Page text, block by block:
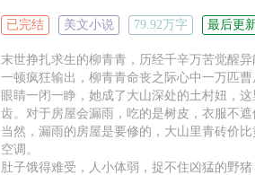
已完结 美文小说 79.92万字 最后更
末世挣扎求生的柳青青，历经千辛万苦觉醒
一顿疯狂输出，柳青青命丧之际心中一万匹曹
眼睛一闭一睁，她成了大山深处的土村妞，
齿。对于房屋会漏雨，吃的是树皮，衣服不遮
当然，漏雨的房屋是要修的，大山里青砖价
空调。
肚子饿得难受，人小体弱，捉不住凶猛的野